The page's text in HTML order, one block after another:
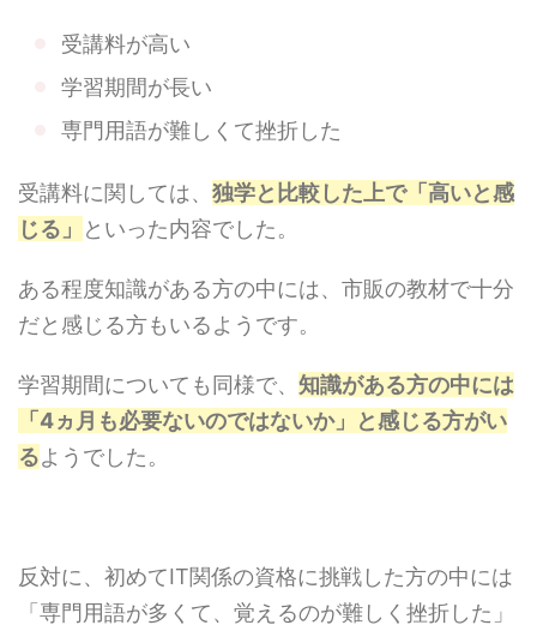
受講料が高い
学習期間が長い
専門用語が難しくて挫折した
受講料に関しては、 独学と比較した上で「高いと感
じる」
といった内容でした。
ある程度知識がある方の中には、市販の教材で十分
だと感じる方もいるようです。
学習期間についても同様で、 知識がある方の中には
「4ヵ月も必要ないのではないか」と感じる方がい
るようでした。
反対に、初めてIT関係の資格に挑戦した方の中には
「専門用語が多くて、覚えるのが難しく挫折した」